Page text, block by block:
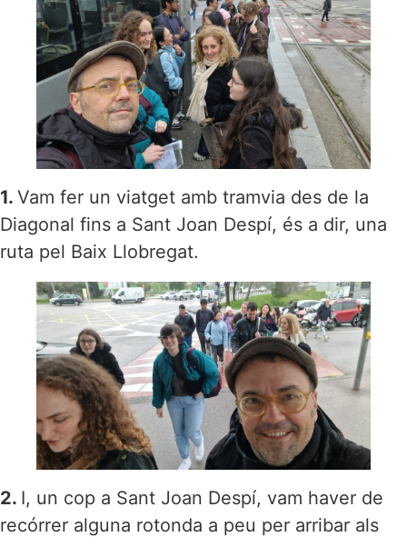
1. Vam fer un viatget amb tramvia des de la
Diagonal fins a Sant Joan Despí, és a dir, una
ruta pel Baix Llobregat.
2. I, un cop a Sant Joan Despí, vam haver de
recórrer alguna rotonda a peu per arribar als